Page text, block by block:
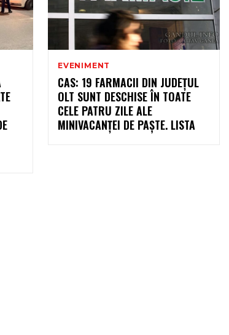
EVENIMENT
CAS: 19 FARMACII DIN JUDEȚUL
OLT SUNT DESCHISE ÎN TOATE
CELE PATRU ZILE ALE
MINIVACANȚEI DE PAȘTE. LISTA